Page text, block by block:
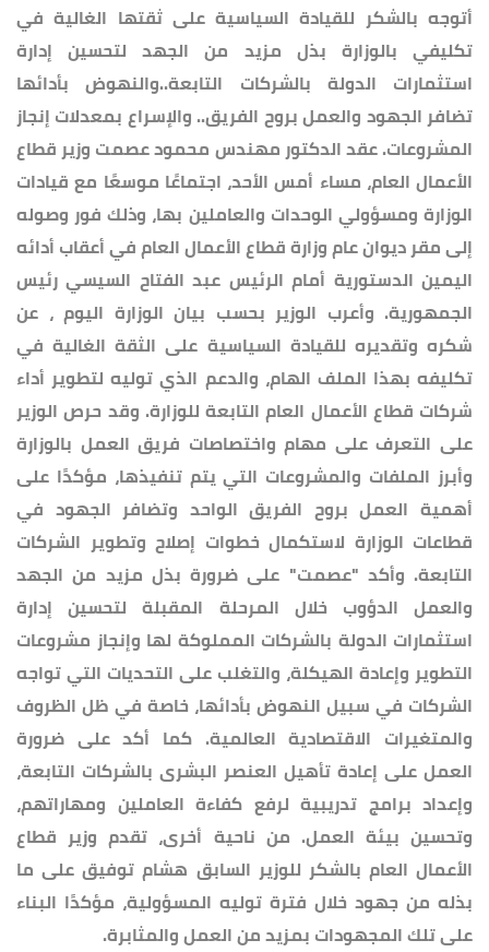
أتوجه بالشكر للقيادة السياسية على ثقتها الغالية في
تكليفي بالوزارة بذل مزيد من الجهد لتحسين إدارة
استثمارات الدولة بالشركات التابعة..والنهوض بأدائها
تضافر الجهود والعمل بروح الفريق.. والإسراع بمعدلات إنجاز
المشروعات. عقد الدكتور مهندس محمود عصمت وزير قطاع
الأعمال العام، مساء أمس الأحد، اجتماعًا موسعًا مع قيادات
الوزارة ومسؤولي الوحدات والعاملين بها، وذلك فور وصوله
إلى مقر ديوان عام وزارة قطاع الأعمال العام في أعقاب أدائه
اليمين الدستورية أمام الرئيس عبد الفتاح السيسي رئيس
الجمهورية. وأعرب الوزير بحسب بيان الوزارة اليوم ، عن
شكره وتقديره للقيادة السياسية على الثقة الغالية في
تكليفه بهذا الملف الهام، والدعم الذي توليه لتطوير أداء
شركات قطاع الأعمال العام التابعة للوزارة. وقد حرص الوزير
على التعرف على مهام واختصاصات فريق العمل بالوزارة
وأبرز الملفات والمشروعات التي يتم تنفيذها، مؤكدًا على
أهمية العمل بروح الفريق الواحد وتضافر الجهود في
قطاعات الوزارة لاستكمال خطوات إصلاح وتطوير الشركات
التابعة. وأكد "عصمت" على ضرورة بذل مزيد من الجهد
والعمل الدؤوب خلال المرحلة المقبلة لتحسين إدارة
استثمارات الدولة بالشركات المملوكة لها وإنجاز مشروعات
التطوير وإعادة الهيكلة، والتغلب على التحديات التي تواجه
الشركات في سبيل النهوض بأدائها، خاصة في ظل الظروف
والمتغيرات الاقتصادية العالمية. كما أكد على ضرورة
العمل على إعادة تأهيل العنصر البشرى بالشركات التابعة،
وإعداد برامج تدريبية لرفع كفاءة العاملين ومهاراتهم،
وتحسين بيئة العمل. من ناحية أخرى، تقدم وزير قطاع
الأعمال العام بالشكر للوزير السابق هشام توفيق على ما
بذله من جهود خلال فترة توليه المسؤولية، مؤكدًا البناء
على تلك المجهودات بمزيد من العمل والمثابرة.